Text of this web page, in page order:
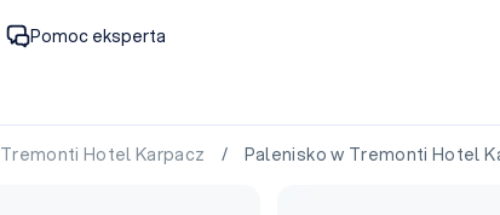
Pomoc eksperta
Tremonti Hotel Karpacz / Palenisko w Tremonti Hotel